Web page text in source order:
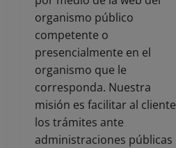
organismo público
competente o
presencialmente en el
organismo que le
corresponda. Nuestra
misión es facilitar al cliente
los trámites ante
administraciones públicas